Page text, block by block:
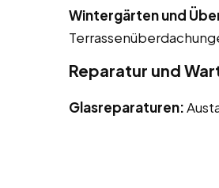
Wintergärten und
Reparatur und
Glasreparaturen: